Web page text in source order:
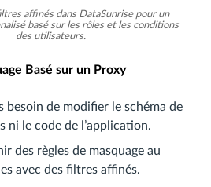
affinés dans DataSunrise pour un
basé sur les rôles et les conditions
des utilisateurs.
Basé sur un Proxy
besoin de modifier le schéma de
ni le code de l’application.
des règles de masquage au
avec des filtres affinés.